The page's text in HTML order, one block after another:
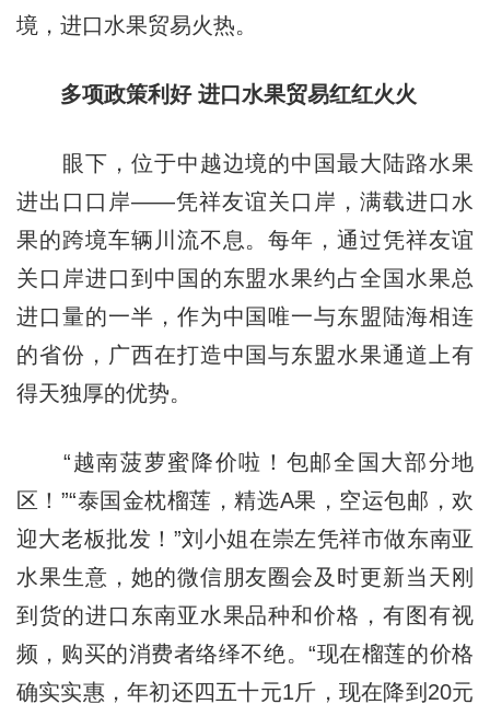
境，进口水果贸易火热。
多项政策利好 进口水果贸易红红火火
眼下，位于中越边境的中国最大陆路水果
进出口口岸——凭祥友谊关口岸，满载进口水
果的跨境车辆川流不息。每年，通过凭祥友谊
关口岸进口到中国的东盟水果约占全国水果总
进口量的一半，作为中国唯一与东盟陆海相连
的省份，广西在打造中国与东盟水果通道上有
得天独厚的优势。
“越南菠萝蜜降价啦！包邮全国大部分地
区！”“泰国金枕榴莲，精选A果，空运包邮，欢
迎大老板批发！”刘小姐在崇左凭祥市做东南亚
水果生意，她的微信朋友圈会及时更新当天刚
到货的进口东南亚水果品种和价格，有图有视
频，购买的消费者络绎不绝。“现在榴莲的价格
确实实惠，年初还四五十元1斤，现在降到20元